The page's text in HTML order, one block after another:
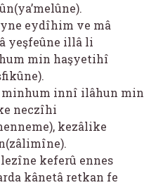
eydîhim ve mâ
yeşfeûne illâ li
min haşyetihî
minhum innî ilâhun min
neczîhi
kezâlike
keferû ennes
kânetâ retkan fe